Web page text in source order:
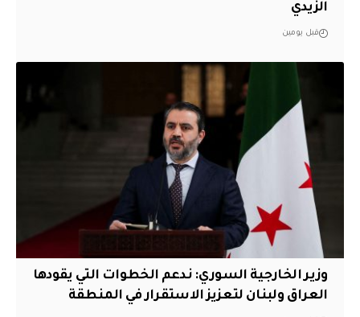
الزيدي
قبل يومين
وزير الخارجية السوري: ندعم الخطوات التي يقودها
العراق ولبنان لتعزيز الاستقرار في المنطقة